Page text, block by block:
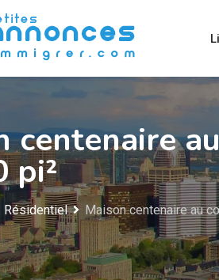
centenaire
pi²
Résidentiel Maison centenaire au